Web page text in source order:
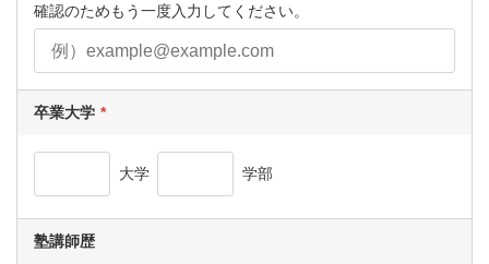
確認のためもう一度入力してください。
卒業大学
大学 学部
塾講師歴